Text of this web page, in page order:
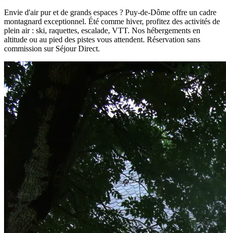
Envie d'air pur et de grands espaces ? Puy-de-Dôme offre un cadre
montagnard exceptionnel. Été comme hiver, profitez des activités de
plein air : ski, raquettes, escalade, VTT. Nos hébergements en
altitude ou au pied des pistes vous attendent. Réservation sans
commission sur Séjour Direct.